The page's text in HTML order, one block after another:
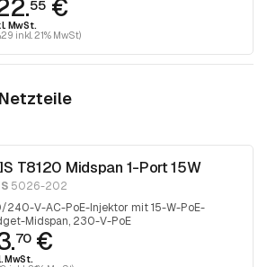
55 €
MwSt.
inkl. 21% MwSt)
T8120 Midspan 1-Port 15W
5026-202
240-V-AC-PoE-Injektor mit 15-W-PoE-
Midspan, 230-V-PoE
70€
MwSt.